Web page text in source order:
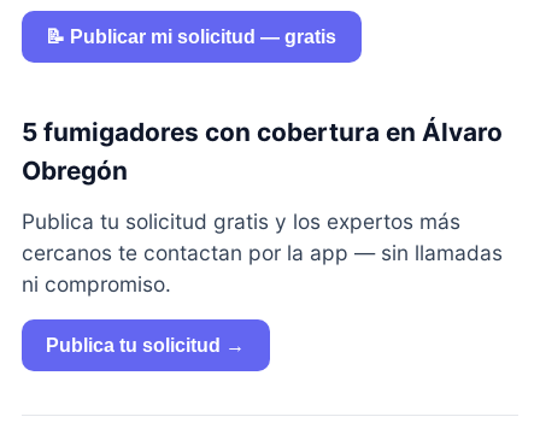
📝 Publicar mi solicitud — gratis
5 fumigadores con cobertura en Álvaro
Obregón
Publica tu solicitud gratis y los expertos más
cercanos te contactan por la app — sin llamadas
ni compromiso.
Publica tu solicitud →